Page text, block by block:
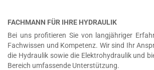
FACHMANN FÜR IHRE HYDRAULIK
Bei uns profitieren Sie von langjähriger
Fachwissen und Kompetenz. Wir sind Ihr
die Hydraulik sowie die Elektrohydraulik und
Bereich umfassende Unterstützung.